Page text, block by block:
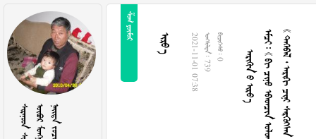
 
 2021-11-01 07:38  739  0   